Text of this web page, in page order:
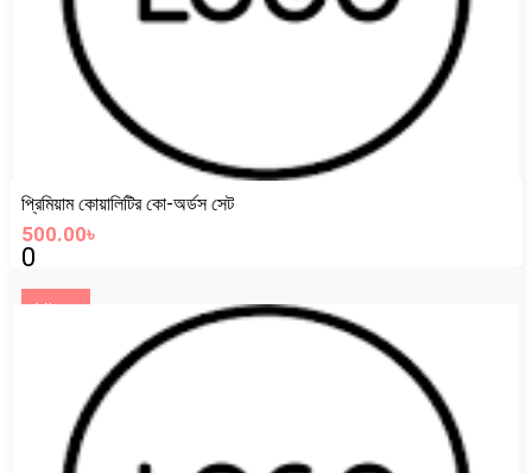
প্রিমিয়াম কোয়ালিটির কো-অর্ডস সেট
500.00৳
0
View